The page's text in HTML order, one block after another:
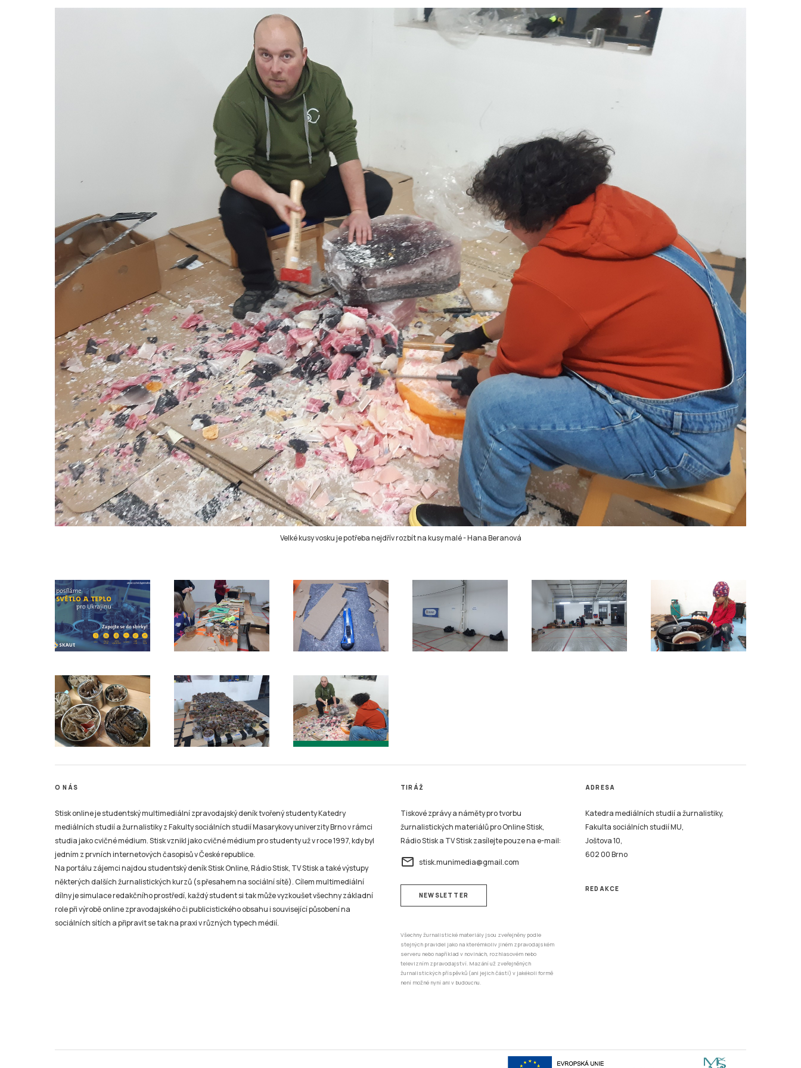
Velké kusy vosku je potřeba nejdřív rozbít na kusy malé-Hana Beranová
O NÁS
Stisk online je studentský multimediální zpravodajský deník tvořený studenty Katedry
mediálních studií a žurnalistiky z Fakulty sociálních studií Masarykovy univerzity Brno v rámci
studia jako cvičné médium. Stisk vznikl jako cvičné médium pro studenty už v roce 1997, kdy byl
jedním z prvních internetových časopisů v České republice.
Na portálu zájemci najdou studentský deník Stisk Online, Rádio Stisk, TV Stisk a také výstupy
některých dalších žurnalistických kurzů (s přesahem na sociální sítě). Cílem multimediální
dílny je simulace redakčního prostředí, každý student si tak může vyzkoušet všechny základní
role při výrobě online zpravodajského či publicistického obsahu i související působení na
sociálních sítích a připravit se tak na praxi v různých typech médií.
TIRÁŽ
Tiskové zprávy a náměty pro tvorbu
žurnalistických materiálů pro Online Stisk,
Rádio Stisk a TV Stisk zasílejte pouze na e-mail:
email stisk.munimedia@gmail.com
NEWSLETTER
Všechny žurnalistické materiály jsou zveřejněny podle
stejných pravidel jako na kterémkoliv jiném zpravodajském
serveru nebo například v novinách, rozhlasovém nebo
televizním zpravodajství. Mazání už zveřejněných
žurnalistických příspěvků (ani jejich částí) v jakékoli formě
není možné nyní ani v budoucnu.
ADRESA
Katedra mediálních studií a žurnalistiky,
Fakulta sociálních studií MU,
Joštova 10,
602 00 Brno
REDAKCE